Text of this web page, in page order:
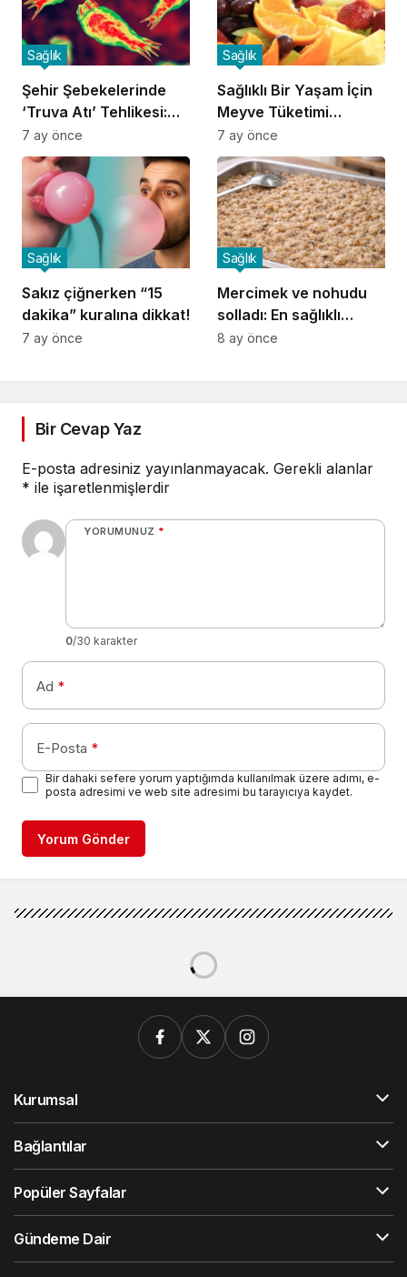
Şehir Şebekelerinde
‘Truva Atı’ Tehlikesi:
Amipler Klora Direniyor
Sağlık
7 ay önce
Sağlıklı Bir Yaşam İçin
Meyve Tüketimi
Rehberi
Sağlık
7 ay önce
Sakız çiğnerken “15
dakika” kuralına dikkat!
Sağlık
7 ay önce
Mercimek ve nohudu
solladı: En sağlıklı
baklagil börülce
Sağlık
8 ay önce
Bir Cevap Yaz
E-posta adresiniz yayınlanmayacak. Gerekli alanlar
* ile işaretlenmişlerdir
YORUMUNUZ *
0/30 karakter
Ad *
E-Posta *
Bir dahaki sefere yorum yaptığımda kullanılmak üzere adımı, e-
posta adresimi ve web site adresimi bu tarayıcıya kaydet.
Yorum Gönder
Kurumsal
Bağlantılar
Popüler Sayfalar
Gündeme Dair